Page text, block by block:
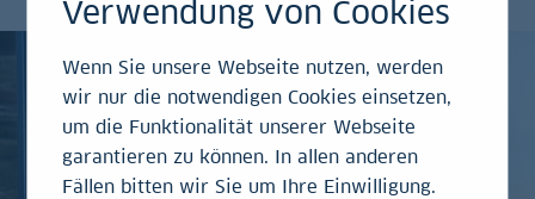
Verwendung von Cookies
Wenn Sie unsere Webseite nutzen, werden
wir nur die notwendigen Cookies einsetzen,
um die Funktionalität unserer Webseite
garantieren zu können. In allen anderen
Fällen bitten wir Sie um Ihre Einwilligung.